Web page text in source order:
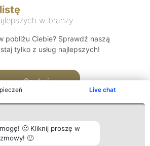
Live chat
🙂 Kliknij proszę w
🙂
w branży
pobliżu Ciebie? Sprawdź naszą
tylko z usług najlepszych!
Szukaj